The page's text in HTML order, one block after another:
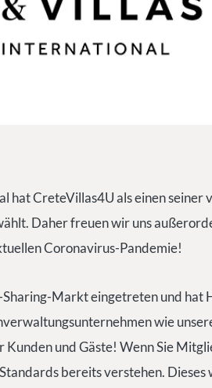
hat CreteVillas4U als einen
Daher freuen wir uns
Coronavirus-Pandemie!
Markt eingetreten und hat
wie
und Gäste! Wenn Sie
bereits verstehen.